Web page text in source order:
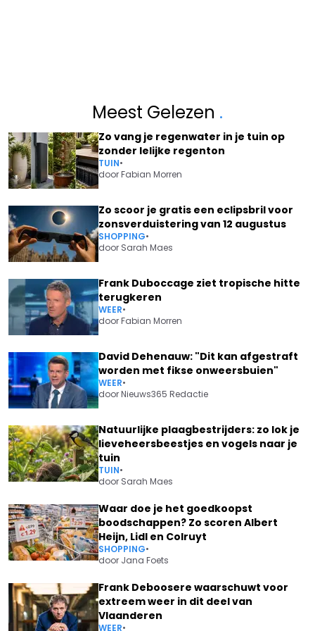
Meest Gelezen .
Zo vang je regenwater in je tuin op
zonder lelijke regenton
TUIN•
doorFabian Morren
Zo scoor je gratis een eclipsbril voor
zonsverduistering van 12 augustus
SHOPPING•
door Sarah Maes
Frank Duboccage ziet tropische hitte
terugkeren
WEER•
doorFabian Morren
David Dehenauw: "Dit kan afgestraft
worden met fikse onweersbuien"
WEER•
doorNieuws365 Redactie
Natuurlijke plaagbestrijders: zo lok je
lieveheersbeestjes en vogels naar je
tuin
TUIN•
door Sarah Maes
Waar doe je het goedkoopst
boodschappen? Zo scoren Albert
Heijn, Lidl en Colruyt
SHOPPING•
door Jana Foets
Frank Deboosere waarschuwt voor
extreem weer in dit deel van
Vlaanderen
WEER•